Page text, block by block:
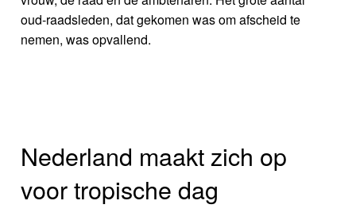
oud-raadsleden, dat gekomen was om afscheid te
nemen, was opvallend.
Nederland maakt zich op
voor tropische dag